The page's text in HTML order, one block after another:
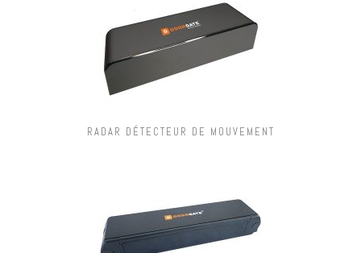
RADAR DÉTECTEUR DE MOUVEMENT